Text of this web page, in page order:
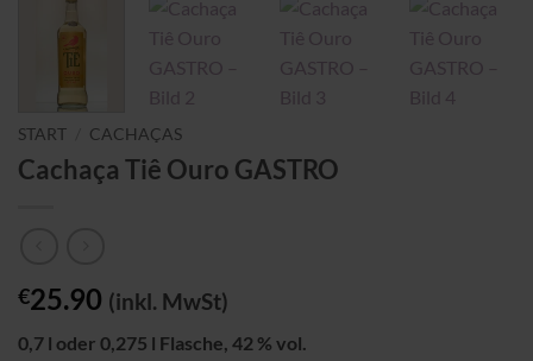
START CACHAÇAS
Cachaça Tiê Ouro GASTRO
€25.90 (inkl. MwSt)
0,7 l oder 0,275 l Flasche, 42 % vol.